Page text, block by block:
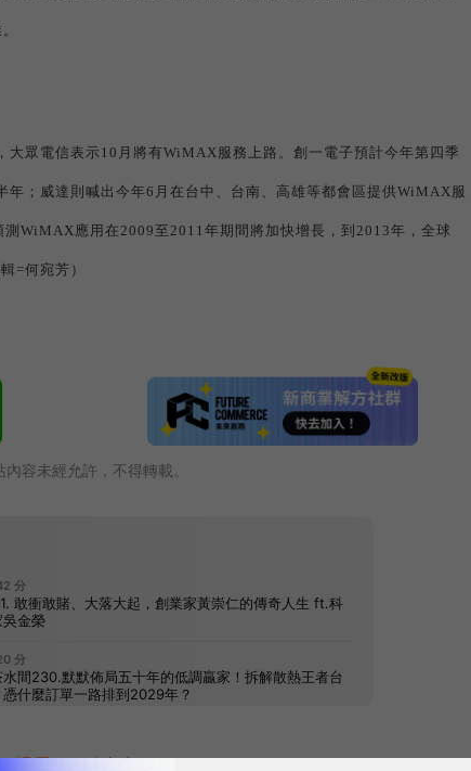
大眾電信表示10 月將有WiMAX 服務上路。創一電子預計今年第四季
年；威達則喊出今年6 月在台中、台南、高雄等都會區提供WiMAX 服
WiMAX 應用在 2009至 2011 年期間將加快增長，到 2013年，全球
=何宛芳）
內容未經允許，不得轉載。
滑看下一篇文章